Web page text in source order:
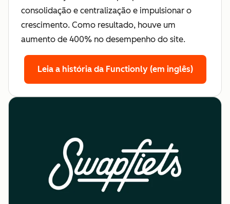
consolidação e centralização e impulsionar o
crescimento. Como resultado, houve um
aumento de 400% no desempenho do site.
Leia a história da Functionly (em inglês)